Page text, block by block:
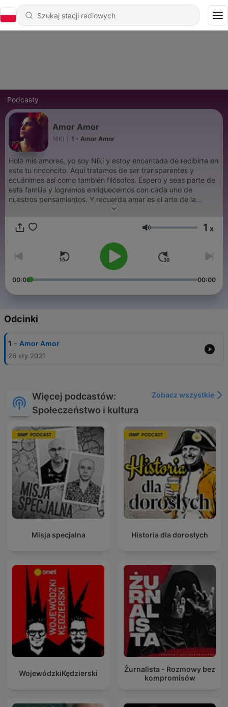
Podcasty
Amor Amor
NIKI 1 - Amor Amor
Hola mis amores, yo soy Niki y estoy encantada de recibirte en
este tu rinconcito. Aquí tratamos de ser transparentes y
ecuánimes así como también filósofos. Espero y seas parte de
esta familia y logremos enriquecernos con cada uno de
nuestros pensamientos. Y recuerda amar es el arte de la
Głośność 1 x
00:00 00:00
Odcinki
1 - Amor Amor
26 sty 2021
Więcej podcastów:
Społeczeństwo i kultura
Zobacz wszystkie
Misja specjalna Historia dla dorosłych
WojewódzkiKędzierski
Żurnalista - Rozmowy bez
kompromisów